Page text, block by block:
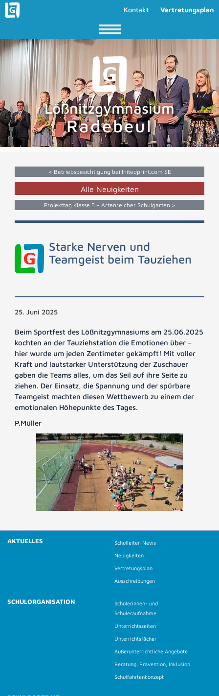
Kontakt Vertretungsplan
Lößnitzgymnasium
Radebeul
< Betriebsbesichtigung bei Initedprint.com SE
Alle Neuigkeiten
Projekttag Klasse 5 – Artenreicher Schulgarten >
Starke Nerven und
Teamgeist beim Tauziehen
25. Juni 2025
Beim Sportfest des Lößnitzgymnasiums am 25.06.2025
kochten an der Tauziehstation die Emotionen über –
hier wurde um jeden Zentimeter gekämpft! Mit voller
Kraft und lautstarker Unterstützung der Zuschauer
gaben die Teams alles, um das Seil auf ihre Seite zu
ziehen. Der Einsatz, die Spannung und der spürbare
Teamgeist machten diesen Wettbewerb zu einem der
emotionalen Höhepunkte des Tages.
P.Müller
AKTUELLES
Schulleiter-News
Neuigkeiten
Vertretungsplan
Ausschreibungen
SCHULORGANISATION
Schülerinnen- und
Schüleraufnahme
Unterrichtszeiten
Unterrichtsfächer
Außerunterrichtliche Angebote
Beratung, Prävention, Inklusion
Schulfahrtenkonzept